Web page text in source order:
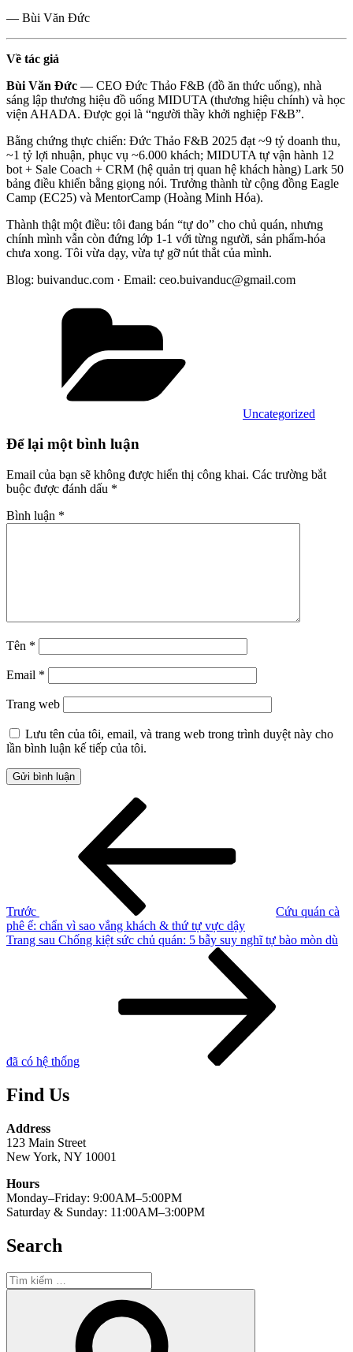
— Bùi Văn Đức
Về tác giả
Bùi Văn Đức — CEO Đức Thảo F&B (đồ ăn thức uống), nhà
sáng lập thương hiệu đồ uống MIDUTA (thương hiệu chính) và học
viện AHADA. Được gọi là “người thầy khởi nghiệp F&B”.
Bằng chứng thực chiến: Đức Thảo F&B 2025 đạt ~9 tỷ doanh thu,
~1 tỷ lợi nhuận, phục vụ ~6.000 khách; MIDUTA tự vận hành 12
bot + Sale Coach + CRM (hệ quản trị quan hệ khách hàng) Lark 50
bảng điều khiển bằng giọng nói. Trưởng thành từ cộng đồng Eagle
Camp (EC25) và MentorCamp (Hoàng Minh Hóa).
Thành thật một điều: tôi đang bán “tự do” cho chủ quán, nhưng
chính mình vẫn còn đứng lớp 1-1 với từng người, sản phẩm-hóa
chưa xong. Tôi vừa dạy, vừa tự gỡ nút thắt của mình.
Blog: buivanduc.com · Email: ceo.buivanduc@gmail.com
Uncategorized
Để lại một bình luận
Email của bạn sẽ không được hiển thị công khai. Các trường bắt
buộc được đánh dấu *
Bình luận *
Tên *
Email *
Trang web
Lưu tên của tôi, email, và trang web trong trình duyệt này cho
lần bình luận kế tiếp của tôi.
Trước
Cứu quán cà
phê ế: chẩn vì sao vắng khách & thứ tự vực dậy
Bài
Trang sau Chống kiệt sức chủ quán: 5 bẫy suy nghĩ tự bào mòn dù
đã có hệ thống
Find Us
Address
123 Main Street
New York, NY 10001
Hours
Monday–Friday: 9:00AM–5:00PM
Saturday & Sunday: 11:00AM–3:00PM
Search
Tìm
kiếm: